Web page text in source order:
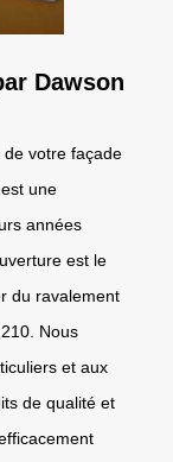
Dawson
de votre façade
une
années
est le
du ravalement
Nous
et aux
de qualité et